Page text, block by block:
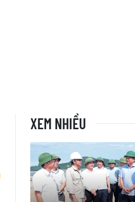
XEM NHIỀU